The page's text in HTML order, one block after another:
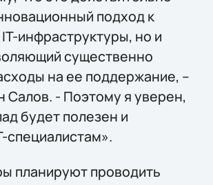
подход к
инфраструктуры, но и
существенно
на ее поддержание, –
Салов. - Поэтому я уверен,
будет полезен и
специалистам».
планируют проводить